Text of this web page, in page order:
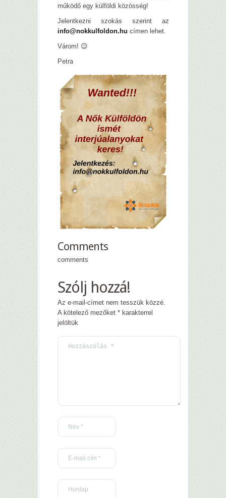
működő egy külföldi közösség!
Jelentkezni szokás szerint az
info@nokkulfoldon.hu címen lehet.
Várom! 😉
Petra
Comments
comments
Szólj hozzá!
Az e-mail-címet nem tesszük közzé.
A kötelező mezőket * karakterrel
jelöltük